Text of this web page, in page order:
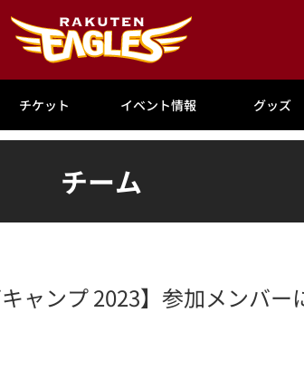
チケット イベント情報 グッズ
チーム
ャンプ 2023】参加メンバー